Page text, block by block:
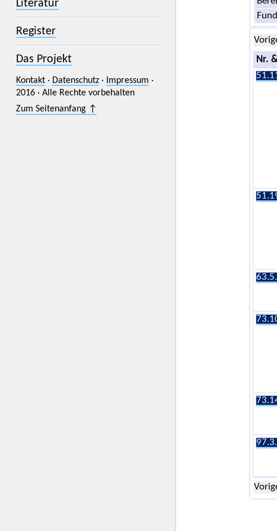
Literatur
Register
Das Projekt
Kontakt· Datenschutz· Impressum ·
2016 · Alle Rechte vorbehalten
Zum Seitenanfang ↑
Fund
Nr.